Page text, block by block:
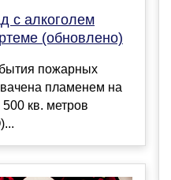
с алкоголем
(обновлено)
пожарных
пламенем на
кв. метров